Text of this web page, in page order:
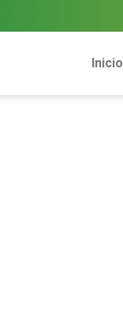
Inicio